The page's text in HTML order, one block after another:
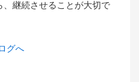
継続させることが大切で